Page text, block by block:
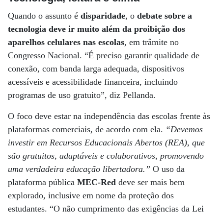
Quando o assunto é disparidade, o debate sobre a
tecnologia deve ir muito além da proibição dos
aparelhos celulares nas escolas, em trâmite no
Congresso Nacional. “É preciso garantir qualidade de
conexão, com banda larga adequada, dispositivos
acessíveis e acessibilidade financeira, incluindo
programas de uso gratuito”, diz Pellanda.
O foco deve estar na independência das escolas frente às
plataformas comerciais, de acordo com ela. “Devemos
investir em Recursos Educacionais Abertos (REA), que
são gratuitos, adaptáveis e colaborativos, promovendo
uma verdadeira educação libertadora.” O uso da
plataforma pública MEC-Red deve ser mais bem
explorado, inclusive em nome da proteção dos
estudantes. “O não cumprimento das exigências da Lei